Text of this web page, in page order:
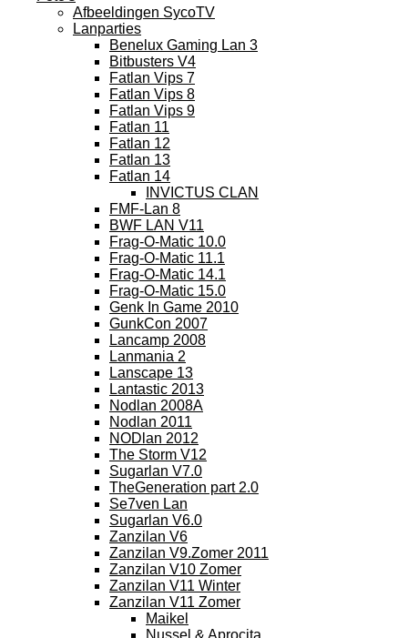
Afbeeldingen SycoTV
Lanparties
Benelux Gaming Lan 3
Bitbusters V4
Fatlan Vips 7
Fatlan Vips 8
Fatlan Vips 9
Fatlan 11
Fatlan 12
Fatlan 13
Fatlan 14
INVICTUS CLAN
FMF-Lan 8
BWF LAN V11
Frag-O-Matic 10.0
Frag-O-Matic 11.1
Frag-O-Matic 14.1
Frag-O-Matic 15.0
Genk In Game 2010
GunkCon 2007
Lancamp 2008
Lanmania 2
Lanscape 13
Lantastic 2013
Nodlan 2008A
Nodlan 2011
NODlan 2012
The Storm V12
Sugarlan V7.0
TheGeneration part 2.0
Se7ven Lan
Sugarlan V6.0
Zanzilan V6
Zanzilan V9.Zomer 2011
Zanzilan V10 Zomer
Zanzilan V11 Winter
Zanzilan V11 Zomer
Maikel
Nussel & Aprocita